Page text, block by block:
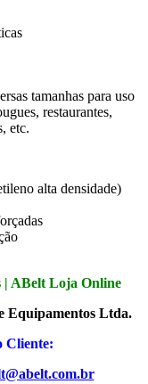
tamanhas para uso
restaurantes,
etc.
alta densidade)
| ABelt Loja Online
Equipamentos Ltda.
Cliente: